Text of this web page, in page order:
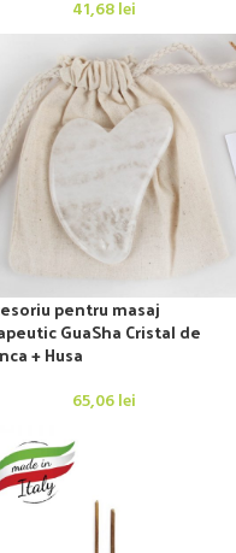
41,68lei
pentru masaj
GuaSha Cristal de
+ Husa
65,06lei